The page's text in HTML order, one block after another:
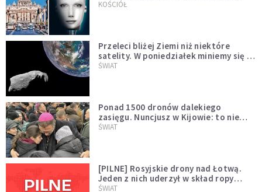
KOŚCIÓŁ
Przeleci bliżej Ziemi niż niektóre
satelity. W poniedziałek miniemy się z
asteroidą, która poprzedzi znacznie
ŚWIAT
Ponad 1500 dronów dalekiego
zasięgu. Nuncjusz w Kijowie: to nie
wygląda na wolę zakończenia wojny
ŚWIAT
[PILNE] Rosyjskie drony nad Łotwą.
Jeden z nich uderzył w skład ropy
naftowej
ŚWIAT